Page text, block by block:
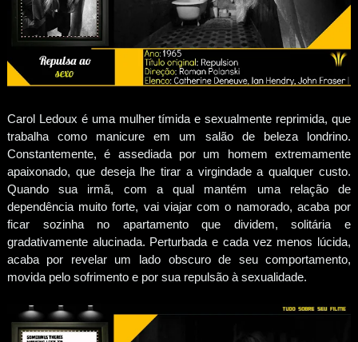
Carol Ledoux é uma mulher tímida e sexualmente reprimida, que
trabalha como manicure em um salão de beleza londrino.
Constantemente, é assediada por um homem extremamente
apaixonado, que deseja lhe tirar a virgindade a qualquer custo.
Quando sua irmã, com a qual mantém uma relação de
dependência muito forte, vai viajar com o namorado, acaba por
ficar sozinha no apartamento que dividem, solitária e
gradativamente alucinada. Perturbada e cada vez menos lúcida,
acaba por revelar um lado obscuro de seu comportamento,
movida pelo sofrimento e por sua repulsão à sexualidade.